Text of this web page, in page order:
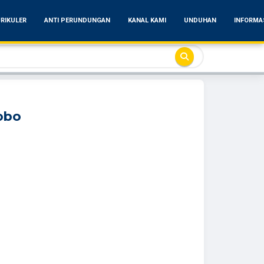
ANTI PERUNDUNGAN KANAL KAMI UNDUHAN